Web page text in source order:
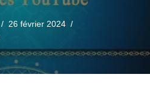
26 février 2024